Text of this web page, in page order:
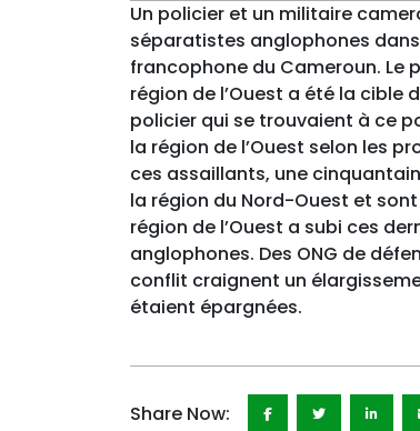
Un policier et un militaire
séparatistes anglophones
francophone du Cameroun. Le
région de l’Ouest a été la cible
policier qui se trouvaient à ce
la région de l’Ouest selon les
ces assaillants, une
la région du Nord-Ouest et
région de l’Ouest a subi ces
anglophones. Des ONG de
conflit craignent un
étaient épargnées.
Share Now: